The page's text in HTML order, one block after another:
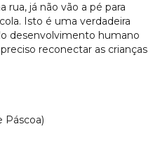
rua, já não vão a pé para
Isto é uma verdadeira
desenvolvimento humano
reconectar as crianças
Páscoa)